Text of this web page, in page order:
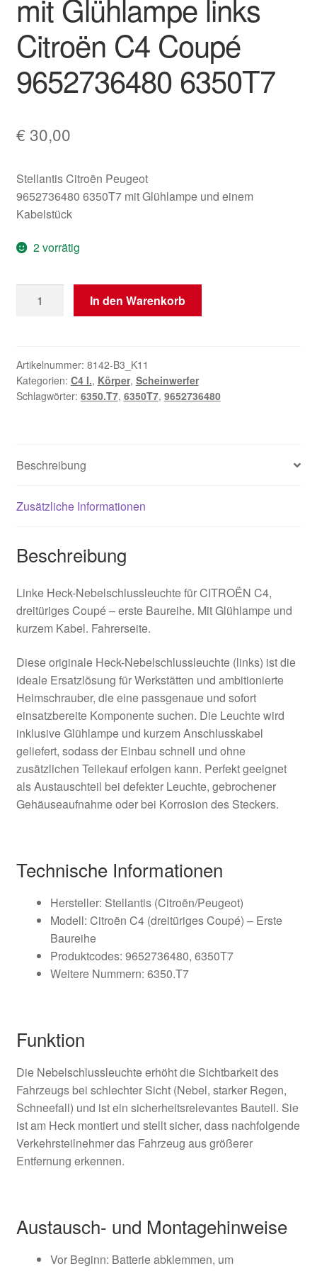
mit Glühlampe links
Citroën C4 Coupé
9652736480 6350T7
€ 30,00
Stellantis Citroën Peugeot
9652736480 6350T7 mit Glühlampe und einem
Kabelstück
2 vorrätig
Nebelschlussleuchte
links
Citroën
C4
Menge
In den Warenkorb
Artikelnummer: 8142-B3_K11
Kategorien: C4 I., Körper, Scheinwerfer
Schlagwörter: 6350.T7, 6350T7, 9652736480
Beschreibung
Zusätzliche Informationen
Beschreibung
Linke Heck-Nebelschlussleuchte für CITROËN C4,
dreitüriges Coupé – erste Baureihe. Mit Glühlampe und
kurzem Kabel. Fahrerseite.
Diese originale Heck-Nebelschlussleuchte (links) ist die
ideale Ersatzlösung für Werkstätten und ambitionierte
Heimschrauber, die eine passgenaue und sofort
einsatzbereite Komponente suchen. Die Leuchte wird
inklusive Glühlampe und kurzem Anschlusskabel
geliefert, sodass der Einbau schnell und ohne
zusätzlichen Teilekauf erfolgen kann. Perfekt geeignet
als Austauschteil bei defekter Leuchte, gebrochener
Gehäuseaufnahme oder bei Korrosion des Steckers.
Technische Informationen
Hersteller: Stellantis (Citroën/Peugeot)
Modell: Citroën C4 (dreitüriges Coupé) – Erste
Baureihe
Produktcodes: 9652736480, 6350T7
Weitere Nummern: 6350.T7
Funktion
Die Nebelschlussleuchte erhöht die Sichtbarkeit des
Fahrzeugs bei schlechter Sicht (Nebel, starker Regen,
Schneefall) und ist ein sicherheitsrelevantes Bauteil. Sie
ist am Heck montiert und stellt sicher, dass nachfolgende
Verkehrsteilnehmer das Fahrzeug aus größerer
Entfernung erkennen.
Austausch- und Montagehinweise
Vor Beginn: Batterie abklemmen, um